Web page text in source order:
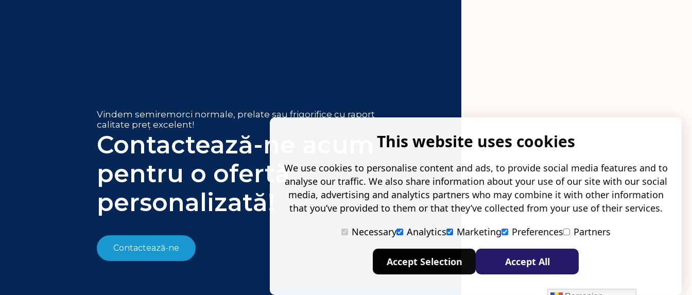
Vindem semiremorci normale, prelate sau frigorifice cu raport
calitate preț excelent!
Contactează-ne acum
pentru o ofertă
personalizată!
Contactează-ne
This website uses cookies
We use cookies to personalise content and ads, to provide social media features and to
analyse our traffic. We also share information about your use of our site with our social
media, advertising and analytics partners who may combine it with other information
that you’ve provided to them or that they’ve collected from your use of their services.
Necessary
Analytics Marketing Preferences Partners
Accept Selection Accept All